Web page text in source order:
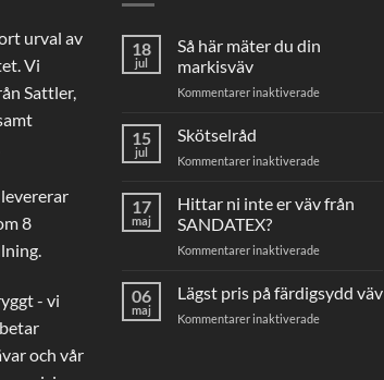
urval av
Vi
Sattler,
8
- vi
och vår
18
jul
Så här mäter du din
markisväv
Kommentarer inaktiveradeför
du
markisväv
15
jul
Skötselråd
Kommentarer inaktiveradeför
17
maj
Hittar ni inte er väv från
SANDATEX?
Kommentarer inaktiveradeför
inte
er
06
maj
Lägst pris på färdigsydd väv
Kommentarer inaktiveradeför